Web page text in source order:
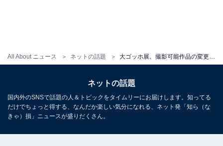
All About ニュース ネットの話題
ネットの話題
国内外のSNSで話題の人＆トピックをタイムリーにお届けします。知ってる
だけでちょっと得する、なんだか楽しい気分になれる、ネット発「知ら（な
きゃ）損」ニュースが盛りだくさん。